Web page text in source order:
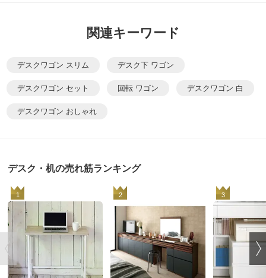
関連キーワード
デスクワゴン スリム デスク下 ワゴン
デスクワゴン セット 回転 ワゴン デスクワゴン 白
デスクワゴン おしゃれ
デスク・机の売れ筋ランキング
1 2 3